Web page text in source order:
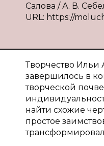
Салова / А. В.
URL: https://
Творчество Ильи
завершилось в
творческой
найти схожие
простое